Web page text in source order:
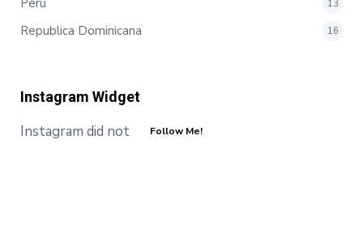
Peru 13
Republica Dominicana 16
Instagram Widget
Instagram did not return a 200.
Follow Me!